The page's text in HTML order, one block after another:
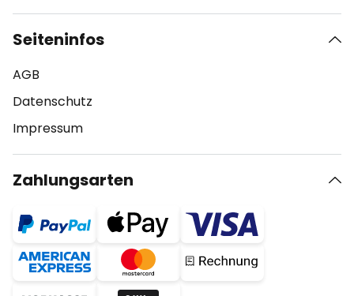
Seiteninfos
AGB
Datenschutz
Impressum
Zahlungsarten